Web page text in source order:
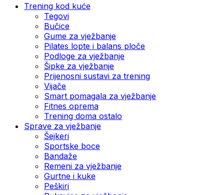
Trening kod kuće
Tegovi
Bučice
Gume za vježbanje
Pilates lopte i balans ploče
Podloge za vježbanje
Šipke za vježbanje
Prijenosni sustavi za trening
Vijače
Smart pomagala za vježbanje
Fitnes oprema
Trening doma ostalo
Sprave za vježbanje
Šejkeri
Sportske boce
Bandaže
Remeni za vježbanje
Gurtne i kuke
Peškiri